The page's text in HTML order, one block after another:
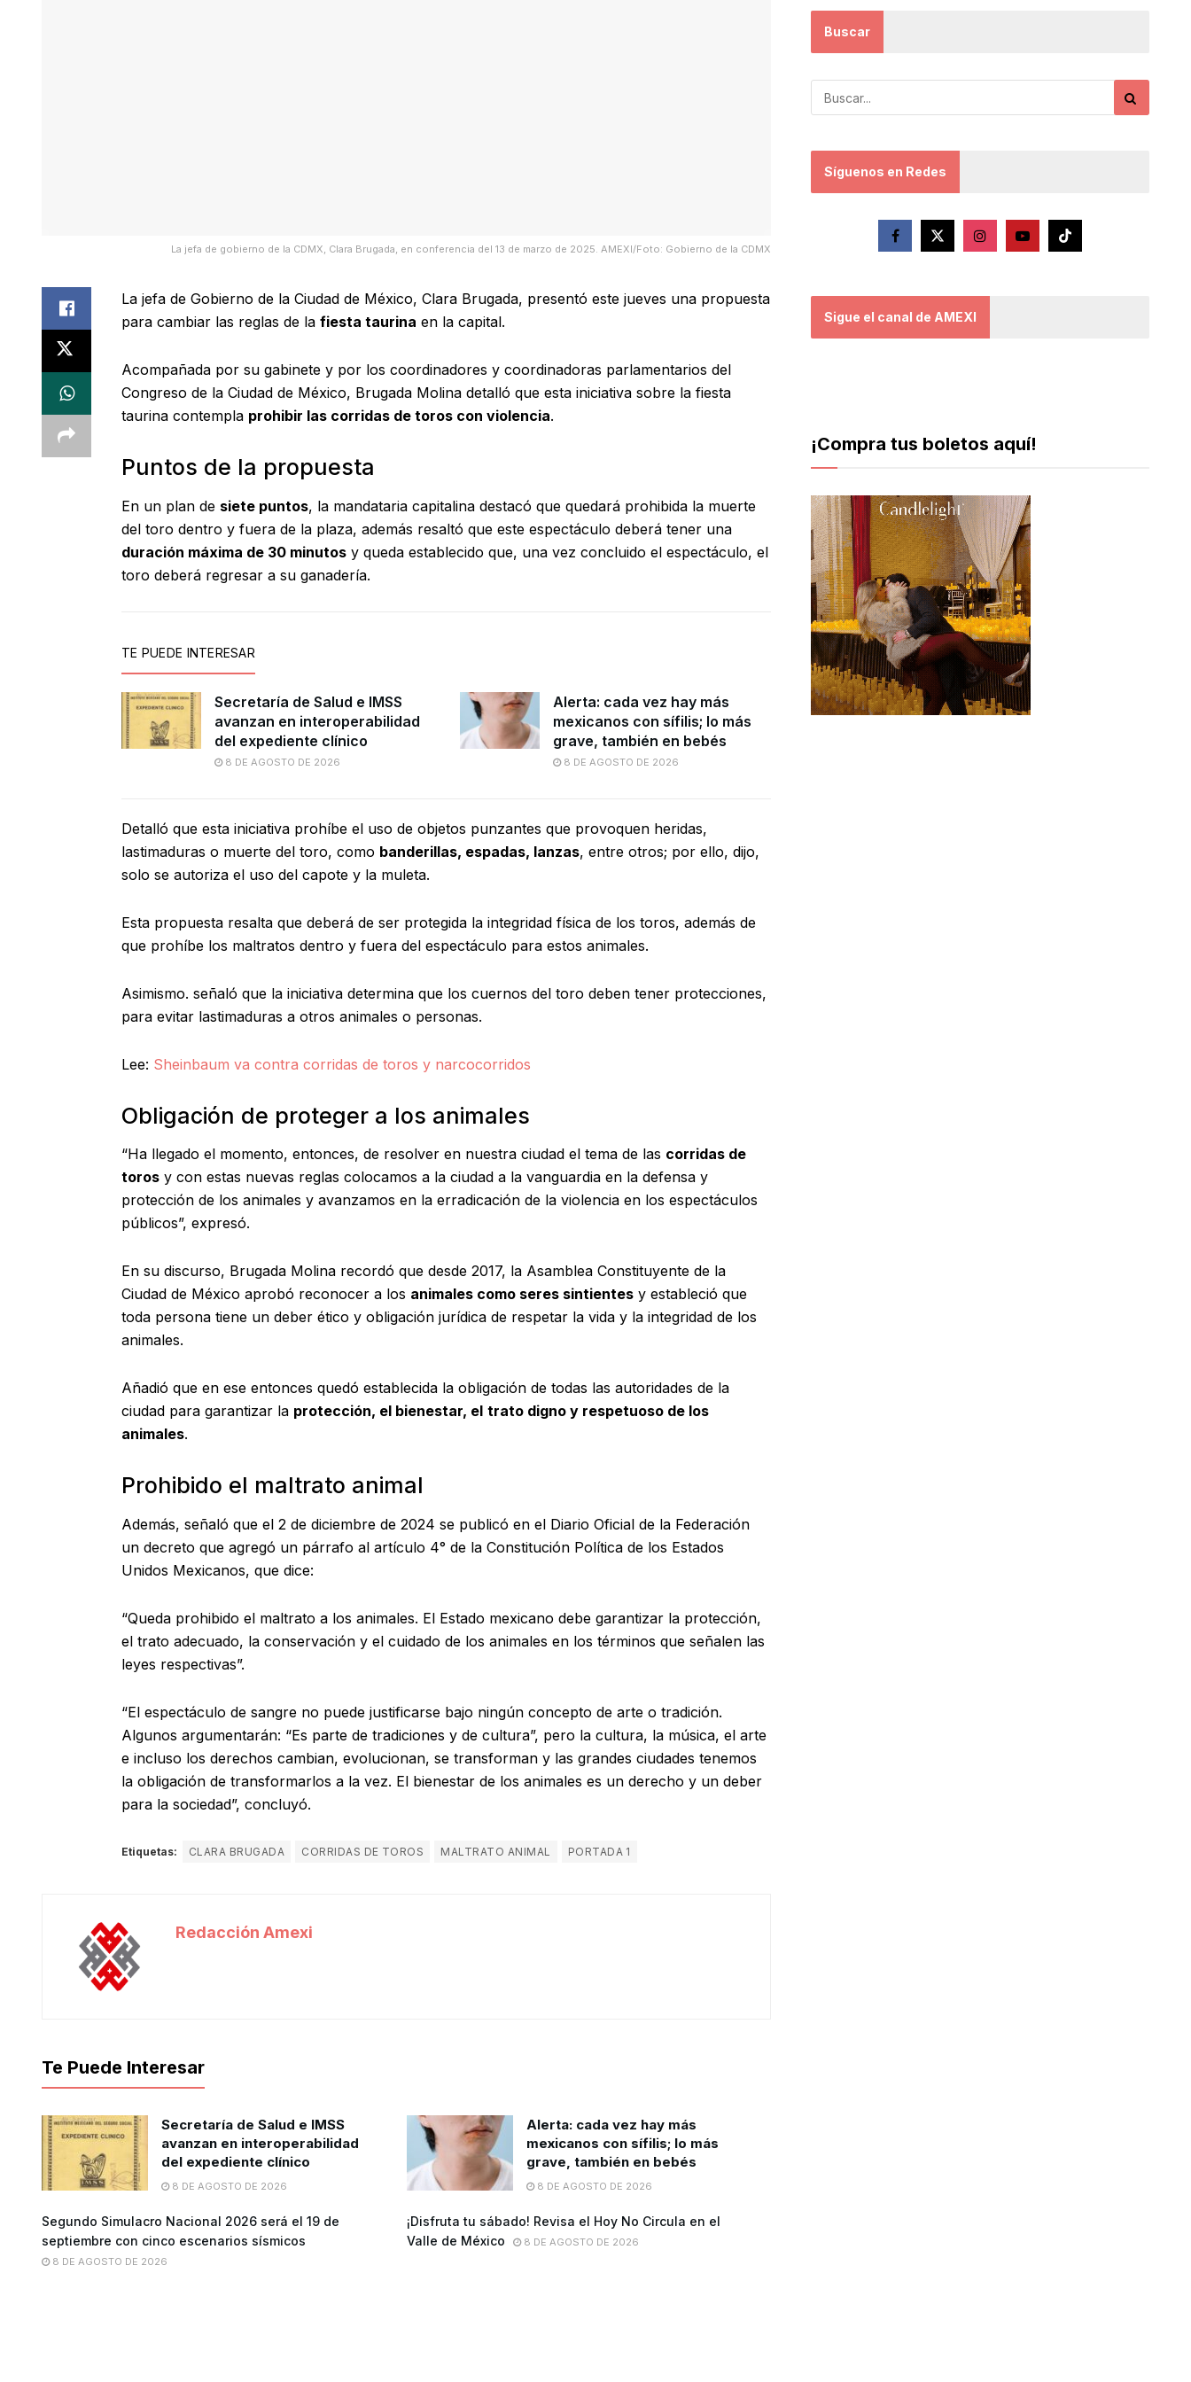
La jefa de gobierno de la CDMX, Clara Brugada, en conferencia del 13 de marzo de 2025. AMEXI/Foto: Gobierno de la CDMX
La jefa de Gobierno de la Ciudad de México, Clara Brugada, presentó este jueves una propuesta
para cambiar las reglas de la fiesta taurina en la capital.
Acompañada por su gabinete y por los coordinadores y coordinadoras parlamentarios del
Congreso de la Ciudad de México, Brugada Molina detalló que esta iniciativa sobre la fiesta
taurina contempla prohibir las corridas de toros con violencia.
Puntos de la propuesta
En un plan de siete puntos, la mandataria capitalina destacó que quedará prohibida la muerte
del toro dentro y fuera de la plaza, además resaltó que este espectáculo deberá tener una
duración máxima de 30 minutos y queda establecido que, una vez concluido el espectáculo, el
toro deberá regresar a su ganadería.
TE PUEDE INTERESAR
Secretaría de Salud e IMSS
avanzan en interoperabilidad
del expediente clínico
8 DE AGOSTO DE 2026
Alerta: cada vez hay más
mexicanos con sífilis; lo más
grave, también en bebés
8 DE AGOSTO DE 2026
Detalló que esta iniciativa prohíbe el uso de objetos punzantes que provoquen heridas,
lastimaduras o muerte del toro, como banderillas, espadas, lanzas, entre otros; por ello, dijo,
solo se autoriza el uso del capote y la muleta.
Esta propuesta resalta que deberá de ser protegida la integridad física de los toros, además de
que prohíbe los maltratos dentro y fuera del espectáculo para estos animales.
Asimismo. señaló que la iniciativa determina que los cuernos del toro deben tener protecciones,
para evitar lastimaduras a otros animales o personas.
Lee: Sheinbaum va contra corridas de toros y narcocorridos
Obligación de proteger a los animales
“Ha llegado el momento, entonces, de resolver en nuestra ciudad el tema de las corridas de
toros y con estas nuevas reglas colocamos a la ciudad a la vanguardia en la defensa y
protección de los animales y avanzamos en la erradicación de la violencia en los espectáculos
públicos”, expresó.
En su discurso, Brugada Molina recordó que desde 2017, la Asamblea Constituyente de la
Ciudad de México aprobó reconocer a los animales como seres sintientes y estableció que
toda persona tiene un deber ético y obligación jurídica de respetar la vida y la integridad de los
animales.
Añadió que en ese entonces quedó establecida la obligación de todas las autoridades de la
ciudad para garantizar la protección, el bienestar, el trato digno y respetuoso de los
animales.
Prohibido el maltrato animal
Además, señaló que el 2 de diciembre de 2024 se publicó en el Diario Oficial de la Federación
un decreto que agregó un párrafo al artículo 4° de la Constitución Política de los Estados
Unidos Mexicanos, que dice:
“Queda prohibido el maltrato a los animales. El Estado mexicano debe garantizar la protección,
el trato adecuado, la conservación y el cuidado de los animales en los términos que señalen las
leyes respectivas”.
“El espectáculo de sangre no puede justificarse bajo ningún concepto de arte o tradición.
Algunos argumentarán: “Es parte de tradiciones y de cultura”, pero la cultura, la música, el arte
e incluso los derechos cambian, evolucionan, se transforman y las grandes ciudades tenemos
la obligación de transformarlos a la vez. El bienestar de los animales es un derecho y un deber
para la sociedad”, concluyó.
Etiquetas: CLARA BRUGADA CORRIDAS DE TOROS MALTRATO ANIMAL PORTADA 1
Redacción Amexi
Te Puede Interesar
Secretaría de Salud e IMSS
avanzan en interoperabilidad
del expediente clínico
8 DE AGOSTO DE 2026
Alerta: cada vez hay más
mexicanos con sífilis; lo más
grave, también en bebés
8 DE AGOSTO DE 2026
Segundo Simulacro Nacional 2026 será el 19 de
septiembre con cinco escenarios sísmicos
8 DE AGOSTO DE 2026
¡Disfruta tu sábado! Revisa el Hoy No Circula en el
Valle de México
8 DE AGOSTO DE 2026
Buscar
Síguenos en Redes
Sigue el canal de AMEXI
¡Compra tus boletos aquí!